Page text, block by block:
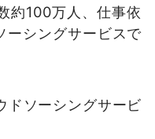
約100万人、仕事依
ーシングサービスで
ドソーシングサービ